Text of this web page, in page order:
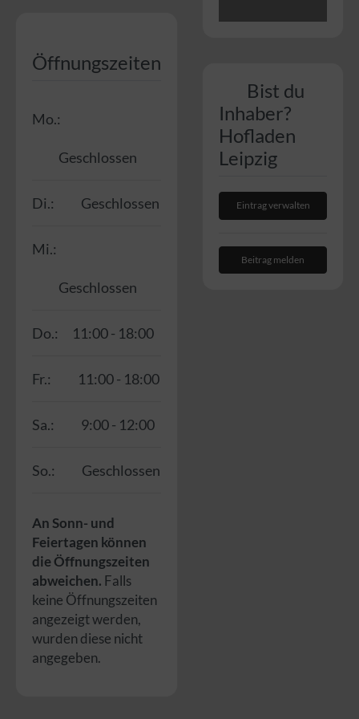
Öffnungszeiten
Mo.:
Geschlossen
Di.: Geschlossen
Mi.:
Geschlossen
Do.: 11:00 - 18:00
Fr.: 11:00 - 18:00
Sa.: 9:00 - 12:00
So.: Geschlossen
An Sonn- und
Feiertagen können
die Öffnungszeiten
abweichen. Falls
keine Öffnungszeiten
angezeigt werden,
wurden diese nicht
angegeben.
Bist du
Inhaber?
Hofladen
Leipzig
Eintrag verwalten
Beitrag melden